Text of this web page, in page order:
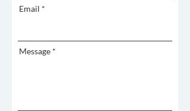
Email
Message